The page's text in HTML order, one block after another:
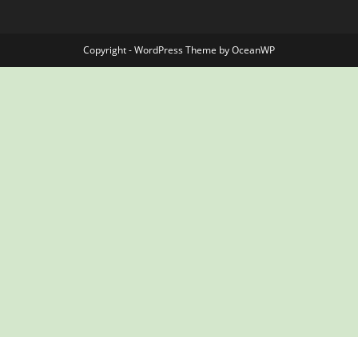
Copyright - WordPress Theme by OceanWP